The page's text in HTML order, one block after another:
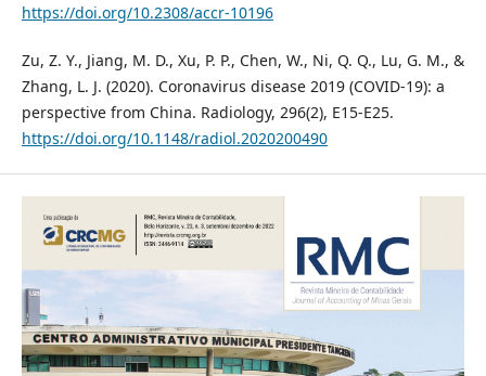
https://doi.org/10.2308/accr-10196
Zu, Z. Y., Jiang, M. D., Xu, P. P., Chen, W., Ni, Q. Q., Lu, G. M., &
Zhang, L. J. (2020). Coronavirus disease 2019 (COVID-19): a
perspective from China. Radiology, 296(2), E15-E25.
https://doi.org/10.1148/radiol.2020200490